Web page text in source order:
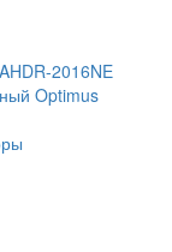
Optimus